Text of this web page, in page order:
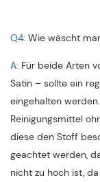
Q4: Wie wäscht
A: Für beide Arten
Satin – sollte ein
eingehalten
Reinigungsmittel
diese den Stoff
geachtet werden,
nicht zu hoch ist,